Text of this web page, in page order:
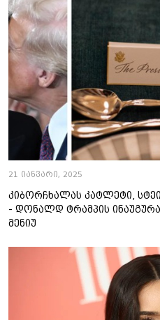
21 იანვარი, 2025
კიბორჩხალას კატლეტი,
- დონალდ ტრამპის
მენიუ